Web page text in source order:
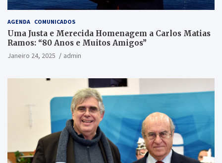
AGENDA COMUNICADOS
Uma Justa e Merecida Homenagem a Carlos Matias
Ramos: “80 Anos e Muitos Amigos”
Janeiro 24, 2025 admin